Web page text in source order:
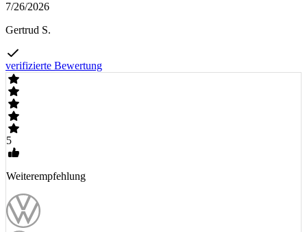
7/26/2026
Gertrud S.
verifizierte Bewertung
5
Weiterempfehlung